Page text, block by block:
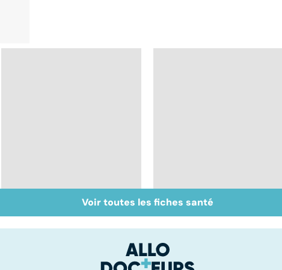
Tout savoir sur les
infections
Inflammation des
amygdales : que faire
Voir toutes les fiches santé